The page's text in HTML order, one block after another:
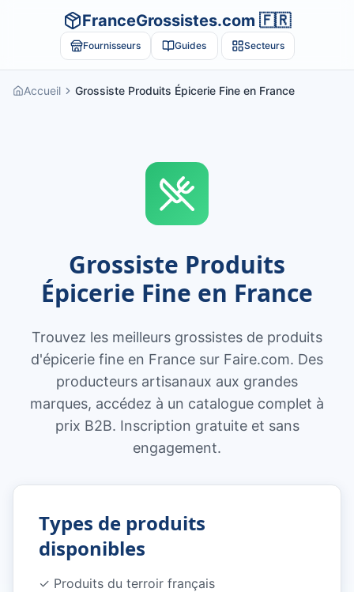
FranceGrossistes.com 🇫🇷
Fournisseurs Guides Secteurs
Accueil Grossiste Produits Épicerie Fine en France
Grossiste Produits
Épicerie Fine en France
Trouvez les meilleurs grossistes de produits
d'épicerie fine en France sur Faire.com. Des
producteurs artisanaux aux grandes
marques, accédez à un catalogue complet à
prix B2B. Inscription gratuite et sans
engagement.
Types de produits
disponibles
✓ Produits du terroir français